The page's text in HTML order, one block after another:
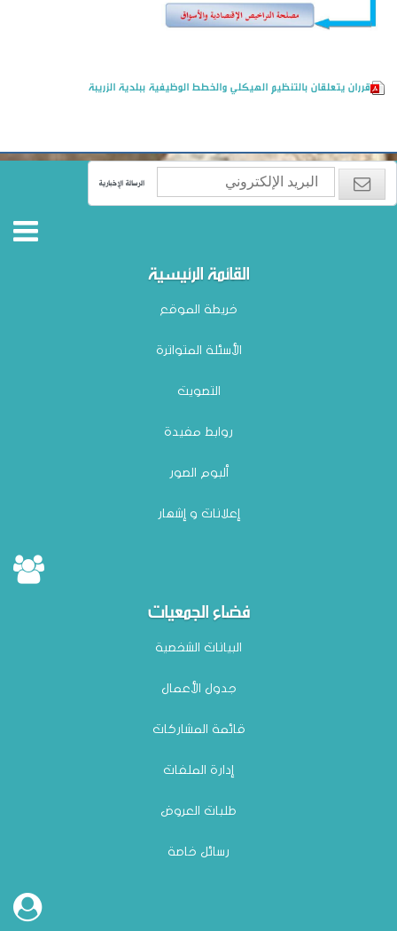
قرران يتعلقان بالتنظيم الهيكلي والخطط الوظيفية ببلدية الزريبة
الرسالة الإخبارية
القائمة الرئيسية
خريطة الموقع
الأسئلة المتواترة
التصويت
روابط مفيدة
ألبوم الصور
إعلانات و إشهار
فضاء الجمعيات
البيانات الشخصية
جدول الأعمال
قائمة المشاركات
إدارة الملفات
طلبات العروض
رسائل خاصة